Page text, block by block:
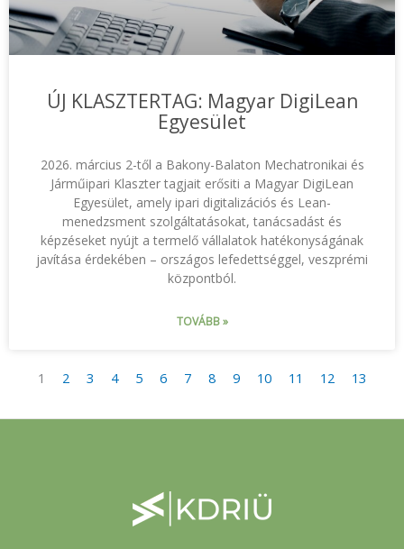
ÚJ KLASZTERTAG: Magyar DigiLean
Egyesület
2026. március 2-től a Bakony-Balaton Mechatronikai és
Járműipari Klaszter tagjait erősiti a Magyar DigiLean
Egyesület, amely ipari digitalizációs és Lean-
menedzsment szolgáltatásokat, tanácsadást és
képzéseket nyújt a termelő vállalatok hatékonyságának
javítása érdekében – országos lefedettséggel, veszprémi
központból.
TOVÁBB »
1 2 3 4 5 6 7 8 9 10 11 12 13